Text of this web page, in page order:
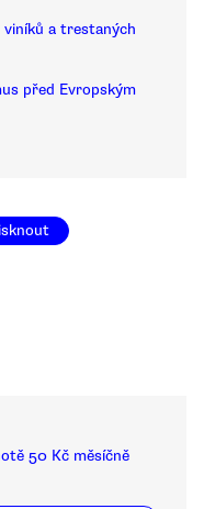
a trestaných
před Evropským
50 Kč měsíčně